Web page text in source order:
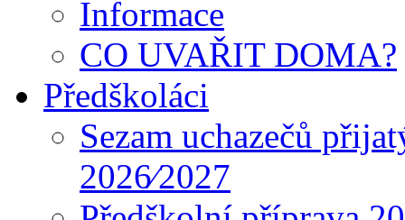
Informace
CO UVAŘIT DOMA?
Předškoláci
Sezam uchazečů
2026⁄2027